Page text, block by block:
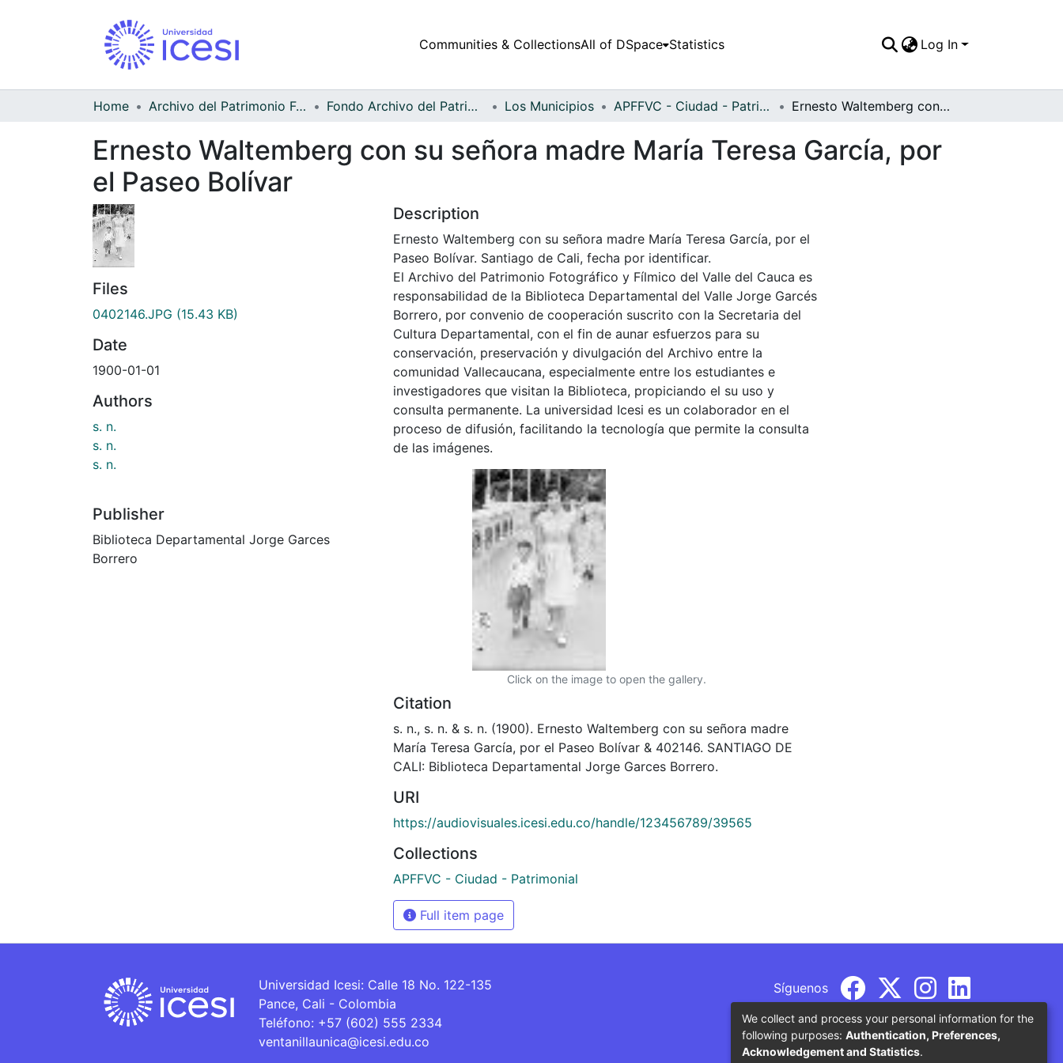
Communities & CollectionsAll of DSpace Statistics Log In
Home Archivo del Patrimonio Fotográfico y Fílmico del Valle del Cauca Fondo Archivo del Patrimonio Fotográfico y Fílmico del Valle del Cauca Los Municipios APFFVC - Ciudad - Patrimonial Ernesto Waltemberg con su señora madre María Teresa García, por el Paseo Bolívar
Ernesto Waltemberg con su señora madre María Teresa García, por
el Paseo Bolívar
Files
0402146.JPG (15.43 KB)
Date
1900-01-01
Authors
s. n.
s. n.
s. n.
Publisher
Biblioteca Departamental Jorge Garces
Borrero
Description
Ernesto Waltemberg con su señora madre María Teresa García, por el
Paseo Bolívar. Santiago de Cali, fecha por identificar.
El Archivo del Patrimonio Fotográfico y Fílmico del Valle del Cauca es
responsabilidad de la Biblioteca Departamental del Valle Jorge Garcés
Borrero, por convenio de cooperación suscrito con la Secretaria del
Cultura Departamental, con el fin de aunar esfuerzos para su
conservación, preservación y divulgación del Archivo entre la
comunidad Vallecaucana, especialmente entre los estudiantes e
investigadores que visitan la Biblioteca, propiciando el su uso y
consulta permanente. La universidad Icesi es un colaborador en el
proceso de difusión, facilitando la tecnología que permite la consulta
de las imágenes.
Click on the image to open the gallery.
Citation
s. n., s. n. & s. n. (1900). Ernesto Waltemberg con su señora madre
María Teresa García, por el Paseo Bolívar & 402146. SANTIAGO DE
CALI: Biblioteca Departamental Jorge Garces Borrero.
URI
https://audiovisuales.icesi.edu.co/handle/123456789/39565
Collections
APFFVC - Ciudad - Patrimonial
Full item page
Universidad Icesi: Calle 18 No. 122-135
Pance, Cali - Colombia
Teléfono: +57 (602) 555 2334
ventanillaunica@icesi.edu.co
Síguenos
We collect and process your personal information for the
following purposes: Authentication, Preferences,
Acknowledgement and Statistics.